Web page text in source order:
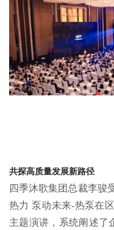
共探高质量发展新路径
四季沐歌集团总裁李骏
热力 泵动未来-热泵在
主题演讲，系统阐述了